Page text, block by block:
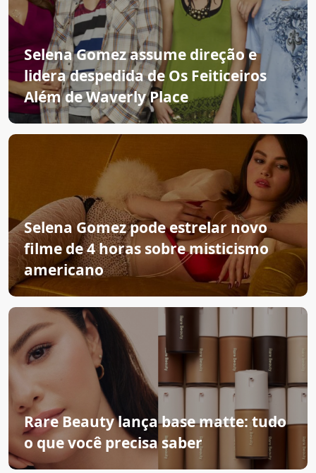
Selena Gomez assume direção e
lidera despedida de Os Feiticeiros
Além de Waverly Place
Selena Gomez pode estrelar novo
filme de 4 horas sobre misticismo
americano
Rare Beauty lança base matte: tudo
o que você precisa saber